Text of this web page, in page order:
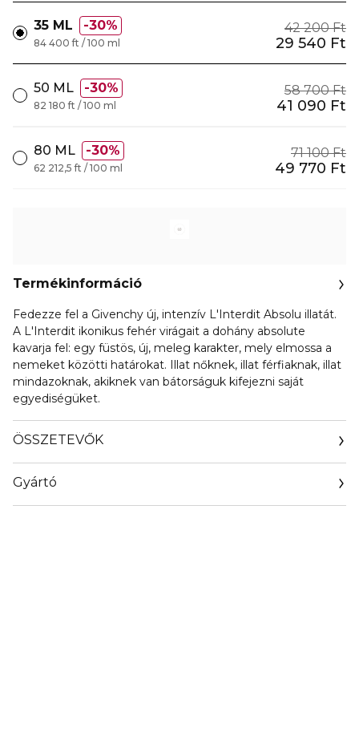
35 ML 30% 42 200 Ft
29 540 Ft
84 400 ft / 100 ml
50 ML 30% 58 700 Ft
41 090 Ft
82 180 ft / 100 ml
80 ML 30% 71 100 Ft
49 770 Ft
62 212,5 ft / 100 ml
Termékinformáció
Fedezze fel a Givenchy új, intenzív L'Interdit Absolu illatát.
A L'Interdit ikonikus fehér virágait a dohány absolute
kavarja fel: egy füstös, új, meleg karakter, mely elmossa a
nemeket közötti határokat. Illat nőknek, illat férfiaknak, illat
mindazoknak, akiknek van bátorságuk kifejezni saját
egyediségüket.
ÖSSZETEVŐK
Gyártó